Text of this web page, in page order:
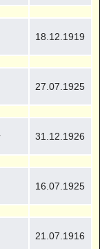
18.12.1919
27.07.1925
31.12.1926
16.07.1925
21.07.1916